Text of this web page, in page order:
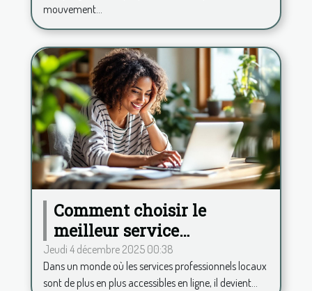
mouvement...
Comment choisir le
meilleur service
professionnel local en
ligne ?
Jeudi 4 décembre 2025 00:38
Dans un monde où les services professionnels locaux
sont de plus en plus accessibles en ligne, il devient...